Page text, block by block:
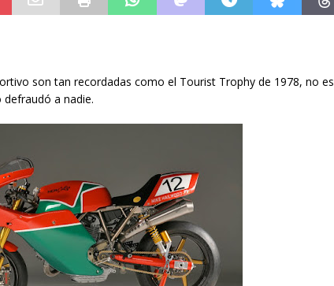
son tan recordadas como el Tourist Trophy de 1978, no es
a nadie.